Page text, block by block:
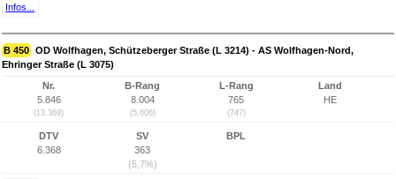
Infos...
B 450 OD Wolfhagen, Schützeberger Straße (L 3214) - AS Wolfhagen-Nord,
Ehringer Straße (L 3075)
Nr.
5.846
(13.369)
B-Rang
8.004
(5.606)
L-Rang
765
(747)
Land
HE
DTV
6.368
SV
363
(5,7%)
BPL